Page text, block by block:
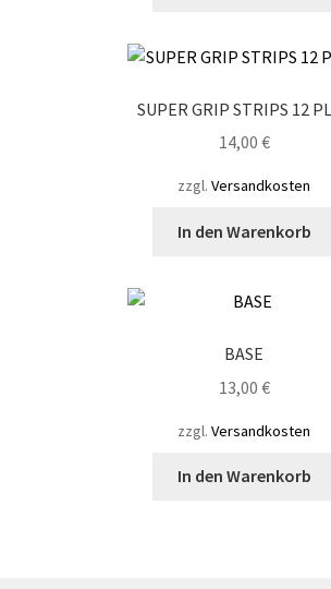
SUPER GRIP STRIPS 12
14,00 €
zzgl. Versandkosten
In den Warenkorb
BASE
13,00 €
zzgl. Versandkosten
In den Warenkorb